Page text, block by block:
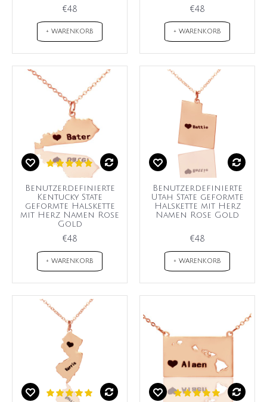
€48
+ WARENKORB
€48
+ WARENKORB
Benutzerdefinierte
Kentucky State
geformte Halskette
mit Herz Namen Rose
Gold
€48
+ WARENKORB
Benutzerdefinierte
Utah State geformte
Halskette mit Herz
Namen Rose Gold
€48
+ WARENKORB